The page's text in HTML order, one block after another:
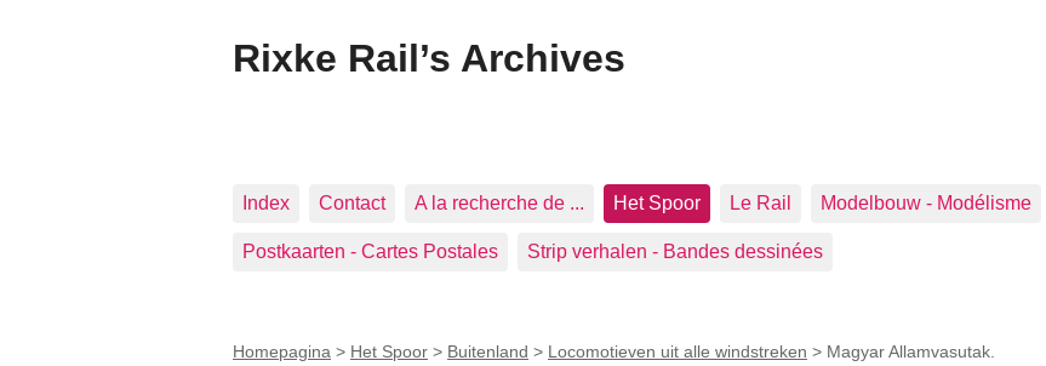
Rixke Rail’s Archives
Index Contact A la recherche de ... Het Spoor Le Rail Modelbouw - Modélisme
Postkaarten - Cartes Postales Strip verhalen - Bandes dessinées
Homepagina > Het Spoor > Buitenland > Locomotieven uit alle windstreken > Magyar Allamvasutak.